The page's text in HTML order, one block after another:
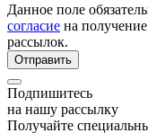
Данное поле
согласие на
рассылок.
Подпишитесь
на нашу рассылку
Получайте